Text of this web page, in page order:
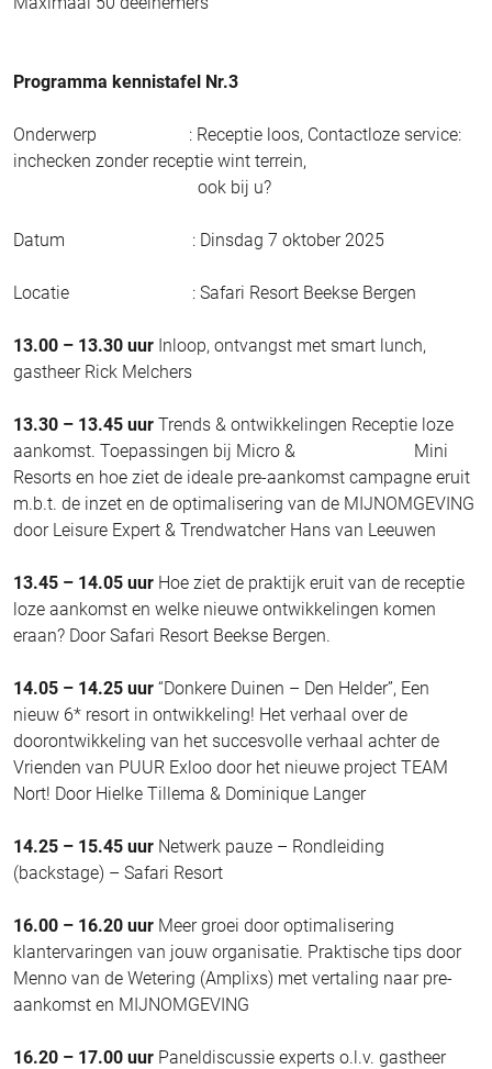
Programma kennistafel Nr.3
Onderwerp : Receptie loos, Contactloze service:
inchecken zonder receptie wint terrein,
ook bij u?
Datum : Dinsdag 7 oktober 2025
Locatie : Safari Resort Beekse Bergen
13.00 – 13.30 uur Inloop, ontvangst met smart lunch,
gastheer Rick Melchers
13.30 – 13.45 uur Trends & ontwikkelingen Receptie loze
aankomst. Toepassingen bij Micro & Mini
Resorts en hoe ziet de ideale pre-aankomst campagne eruit
m.b.t. de inzet en de optimalisering van de MIJNOMGEVING
door Leisure Expert & Trendwatcher Hans van Leeuwen
13.45 – 14.05 uur Hoe ziet de praktijk eruit van de receptie
loze aankomst en welke nieuwe ontwikkelingen komen
eraan? Door Safari Resort Beekse Bergen.
14.05 – 14.25 uur “Donkere Duinen – Den Helder”, Een
nieuw 6* resort in ontwikkeling! Het verhaal over de
doorontwikkeling van het succesvolle verhaal achter de
Vrienden van PUUR Exloo door het nieuwe project TEAM
Nort! Door Hielke Tillema & Dominique Langer
14.25 – 15.45 uur Netwerk pauze – Rondleiding
(backstage) – Safari Resort
16.00 – 16.20 uur Meer groei door optimalisering
klantervaringen van jouw organisatie. Praktische tips door
Menno van de Wetering (Amplixs) met vertaling naar pre-
aankomst en MIJNOMGEVING
16.20 – 17.00 uur Paneldiscussie experts o.l.v. gastheer